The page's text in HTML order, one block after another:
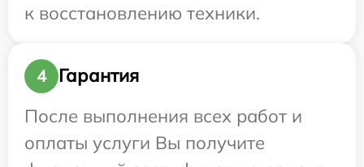
к восстановлению техники.
4
Гарантия
После выполнения всех работ и
оплаты услуги Вы получите